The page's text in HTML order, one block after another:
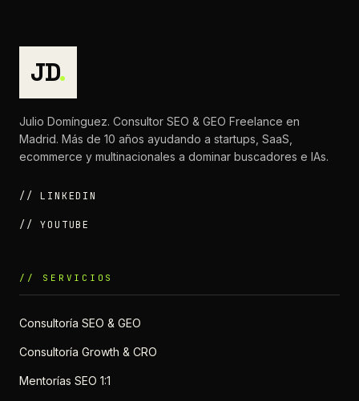
JD.
Julio Domínguez. Consultor SEO & GEO Freelance en
Madrid. Más de 10 años ayudando a startups, SaaS,
ecommerce y multinacionales a dominar buscadores e IAs.
// LINKEDIN
// YOUTUBE
// SERVICIOS
Consultoría SEO & GEO
Consultoría Growth & CRO
Mentorías SEO 1:1